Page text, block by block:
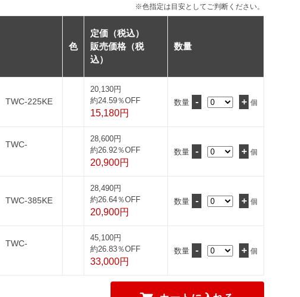
※色指定は目安としてご判断ください。
色
定価（税込）
販売価格（税
込）
数量
TWC-225KE
20,130円
約24.59％OFF
15,180円
数量 - + 個
TWC-
28,600円
約26.92％OFF
20,900円
数量 - + 個
TWC-385KE
28,490円
約26.64％OFF
20,900円
数量 - + 個
TWC-
45,100円
約26.83％OFF
33,000円
数量 - + 個